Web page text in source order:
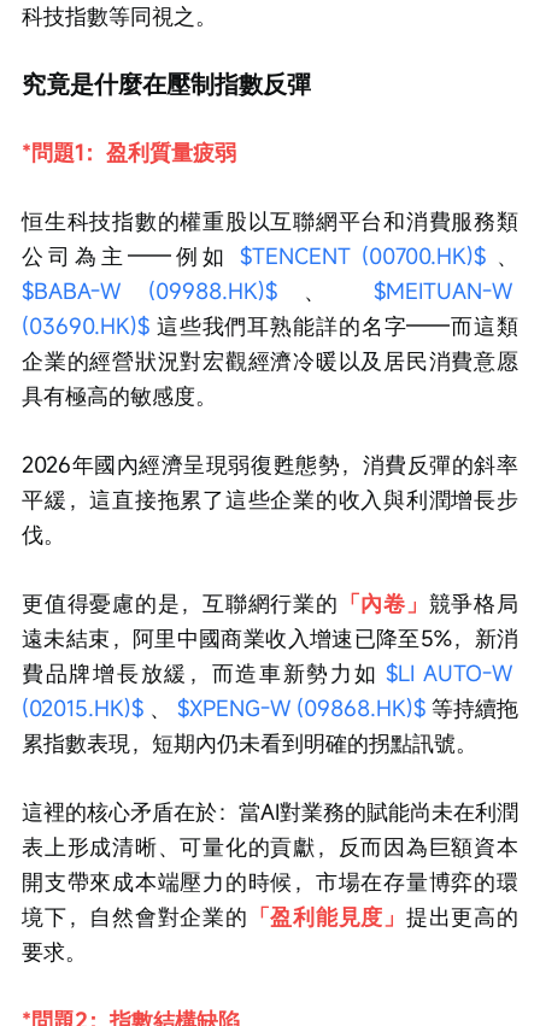
科技指數等同視之。
究竟是什麼在壓制指數反彈
*問題1：盈利質量疲弱
恒生科技指數的權重股以互聯網平台和消費服務類
公司為主——例如 $TENCENT (00700.HK)$ 、
$BABA-W (09988.HK)$ 、 $MEITUAN-W
(03690.HK)$ 這些我們耳熟能詳的名字——而這類
企業的經營狀況對宏觀經濟冷暖以及居民消費意愿
具有極高的敏感度。
2026年國內經濟呈現弱復甦態勢，消費反彈的斜率
平緩，這直接拖累了這些企業的收入與利潤增長步
伐。
更值得憂慮的是，互聯網行業的 「內卷」 競爭格局
遠未結束，阿里中國商業收入增速已降至5%，新消
費品牌增長放緩，而造車新勢力如 $LI AUTO-W
(02015.HK)$ 、 $XPENG-W (09868.HK)$ 等持續拖
累指數表現，短期內仍未看到明確的拐點訊號。
這裡的核心矛盾在於：當AI對業務的賦能尚未在利潤
表上形成清晰、可量化的貢獻，反而因為巨額資本
開支帶來成本端壓力的時候，市場在存量博弈的環
境下，自然會對企業的 「盈利能見度」 提出更高的
要求。
*問題2：指數結構缺陷